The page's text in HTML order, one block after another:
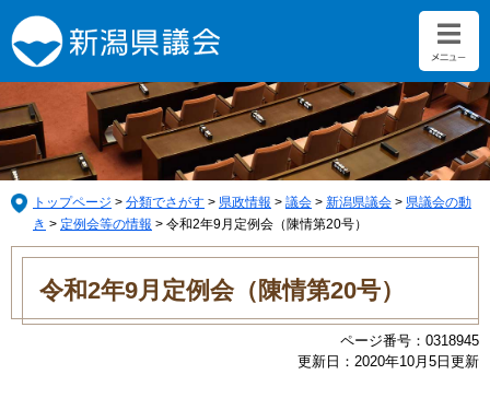
ー
ジ
の
先
頭
で
す。
ニ
ュ
ー
を
飛
ば
し
て
トップページ > 分類でさがす > 県政情報 > 議会 > 新潟県議会 > 県議会の動
き > 定例会等の情報 > 令和2年9月定例会（陳情第20号）
本
令和2年9月定例会（陳情第20号）
ページ番号：0318945
更新日：2020年10月5日更新